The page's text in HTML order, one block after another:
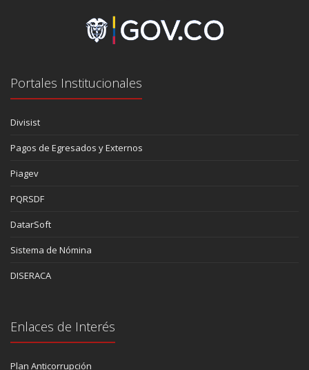
Portales Institucionales
Divisist
Pagos de Egresados y Externos
Piagev
PQRSDF
DatarSoft
Sistema de Nómina
DISERACA
Enlaces de Interés
Plan Anticorrupción